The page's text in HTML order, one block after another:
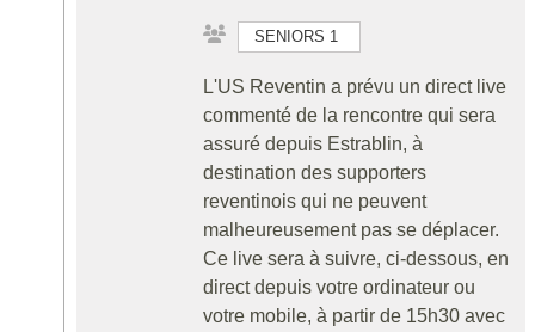
SENIORS 1
L'US Reventin a prévu un direct live
commenté de la rencontre qui sera
assuré depuis Estrablin, à
destination des supporters
reventinois qui ne peuvent
malheureusement pas se déplacer.
Ce live sera à suivre, ci-dessous, en
direct depuis votre ordinateur ou
votre mobile, à partir de 15h30 avec